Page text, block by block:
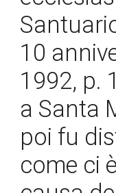
10
1992, p.
a Santa
poi fu
come ci